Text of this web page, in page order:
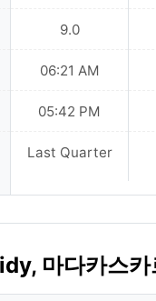
9.0
06:21 AM
05:42 PM
Last Quarter
마다카스카